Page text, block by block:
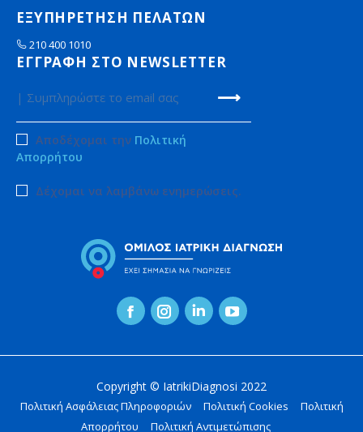
ΕΞΥΠΗΡΕΤΗΣΗ ΠΕΛΑΤΩΝ
210 400 1010
ΕΓΓΡΑΦΗ ΣΤΟ NEWSLETTER
Αποδέχομαι την Πολιτική
Απορρήτου
Δέχομαι να λαμβάνω ενημερώσεις.
Facebook
in
Instagram
in
new
Linkedin
in
YouTube
in
new
Copyright © IatrikiDiagnosi 2022
Πολιτική Ασφάλειας Πληροφοριών Πολιτική Cookies
Πολιτική
Απορρήτου
Πολιτική Αντιμετώπισης